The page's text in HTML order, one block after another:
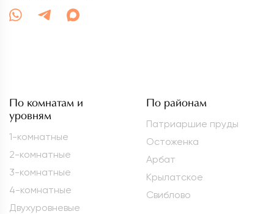
По комнатам и
уровням
1-комнатные
2-комнатные
3-комнатные
4-комнатные
Двухуровневые
По районам
Патриаршие пруды
Остоженка
Арбат
Крылатское
Свиблово